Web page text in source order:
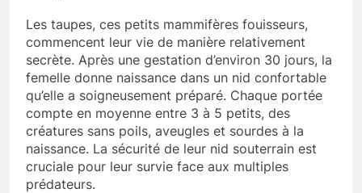
Les taupes, ces petits mammifères fouisseurs,
commencent leur vie de manière relativement
secrète. Après une gestation d’environ 30 jours, la
femelle donne naissance dans un nid confortable
qu’elle a soigneusement préparé. Chaque portée
compte en moyenne entre 3 à 5 petits, des
créatures sans poils, aveugles et sourdes à la
naissance. La sécurité de leur nid souterrain est
cruciale pour leur survie face aux multiples
prédateurs.